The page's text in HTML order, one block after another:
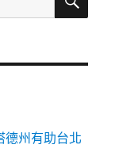
德州有助台北